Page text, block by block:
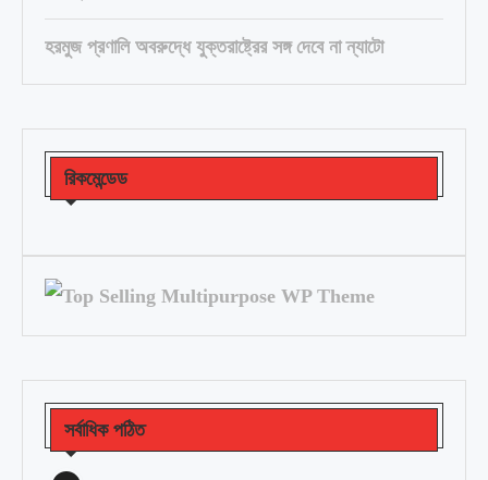
হরমুজ প্রণালি অবরুদ্ধে যুক্তরাষ্ট্রের সঙ্গ দেবে না ন্যাটো
রিকমেন্ডেড
সর্বাধিক পঠিত